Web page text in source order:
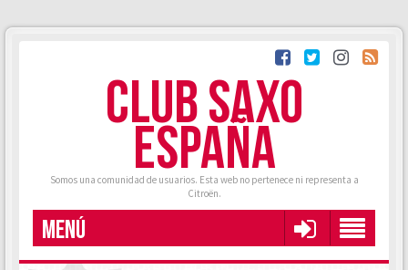
CLUB SAXO
ESPAÑA
Somos una comunidad de usuarios. Esta web no pertenece ni representa a
Citroën.
MENÚ